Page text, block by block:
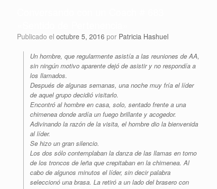
Publicado el octubre 5, 2016 por Patricia Hashuel
Un hombre, que regularmente asistía a las reuniones de AA,
sin ningún motivo aparente dejó de asistir y no respondía a
los llamados.
Después de algunas semanas, una noche muy fría el líder
de aquel grupo decidió visitarlo.
Encontró al hombre en casa, solo, sentado frente a una
chimenea donde ardía un fuego brillante y acogedor.
Adivinando la razón de la visita, el hombre dio la bienvenida
al líder.
Se hizo un gran silencio.
Los dos sólo contemplaban la danza de las llamas en torno
de los troncos de leña que crepitaban en la chimenea. Al
cabo de algunos minutos el líder, sin decir palabra
seleccionó una brasa. La retiró a un lado del brasero con